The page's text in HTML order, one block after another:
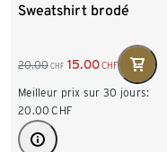
Sweatshirt brodé
20.00 CHF 15.00CHF
Meilleur prix sur 30 jours:
20.00 CHF